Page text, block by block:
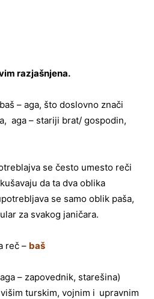
razjašnjena.
– aga, što doslovno znači
aga – stariji brat/ gospodin,
se često umesto reči
da ta dva oblika
se samo oblik paša,
za svakog janičara.
reč – baš
– zapovednik, starešina)
turskim, vojnim i upravnim